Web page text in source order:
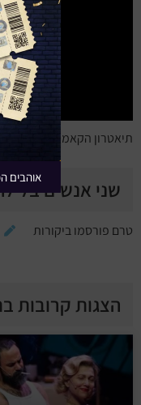
תיאטרון הקאמרי – שני
שני אנשים
טרם פורסמו ביקורות
הצגות קרובות
אוהבים